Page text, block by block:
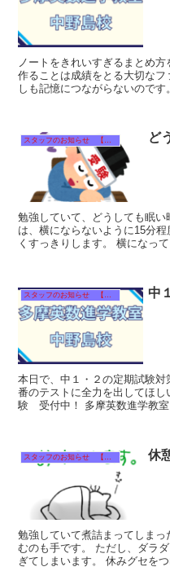
ノートをきれいすぎるまとめ方をする子に
作ることは成績をとる大切なファクターです
しも記憶につながらないのです。 記憶は思い出すことによっ
ど
勉強していて、どうしても眠い時って
は、横にならないように15分程
くすっきりします。 横になってしまうと、眠るモードになってしま
スタッフのお知らせ 【それぞれのタイトルをクリック！】 中
本日で、中１・２の定期試験対策授業
番のテストに全力を出してほしいと思いま
験 受付中！ 多摩英数進学教室 中野島校では、１２月無料体験を
スタッフのお知らせ 【それぞれのタイトルをクリック！】 休
勉強していて煮詰まってしま
むのも手です。 ただし、ダラダラしてしまうと１日なんてすぐに過
ぎてしまいます。 休みグセをつけないように気をつけて、思いきっ